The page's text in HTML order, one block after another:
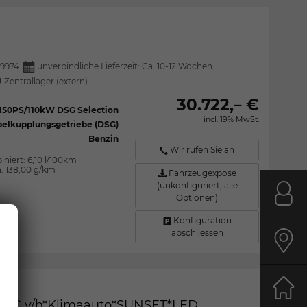
unverbindliche Lieferzeit: Ca. 10-12 Wochen
Zentrallager (extern)
150PS/110kW DSG Selection
(DSG)
Benzin
6,10 l/100km
138,00 g/km
30.722,– €
incl. 19% MwSt.
Wir rufen Sie an
Fahrzeugexpose
(unkonfiguriert, alle
Optionen)
Konfiguration
abschliessen